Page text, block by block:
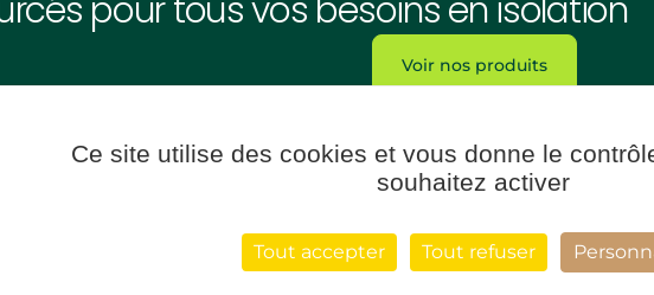
pour tous vos besoins en isolation
Voir nos produits
POUR ESTIMER
Biofib
performances thermiques de nos produits
Ce site utilise des cookies et vous donne le
souhaitez activer
Tout accepter Tout refuser